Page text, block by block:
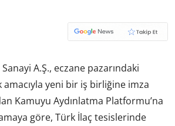
A.Ş., eczane pazarındaki
yeni bir iş birliğine imza
Kamuyu Aydınlatma Platformu’na
göre, Türk İlaç tesislerinde